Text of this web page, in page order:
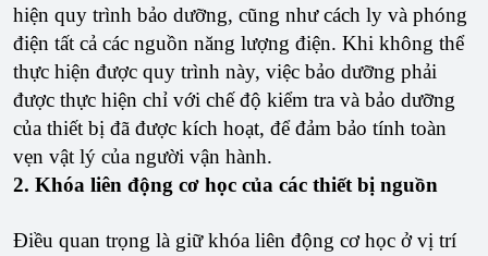
hiện quy trình bảo dưỡng, cũng như cách ly và phóng
điện tất cả các nguồn năng lượng điện. Khi không thể
thực hiện được quy trình này, việc bảo dưỡng phải
được thực hiện chỉ với chế độ kiểm tra và bảo dưỡng
của thiết bị đã được kích hoạt, để đảm bảo tính toàn
vẹn vật lý của người vận hành.
2. Khóa liên động cơ học của các thiết bị nguồn
Điều quan trọng là giữ khóa liên động cơ học ở vị trí